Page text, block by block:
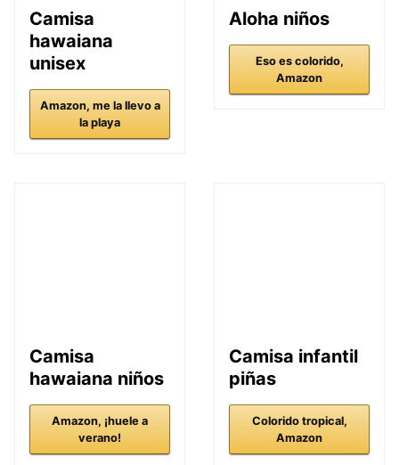
Camisa
hawaiana
unisex
Amazon, me la llevo a
la playa
Aloha niños
Eso es colorido,
Amazon
Camisa
hawaiana niños
Amazon, ¡huele a
verano!
Camisa infantil
piñas
Colorido tropical,
Amazon